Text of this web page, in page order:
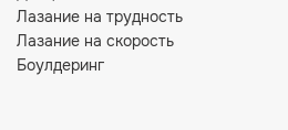
Лазание на трудность
Лазание на скорость
Боулдеринг